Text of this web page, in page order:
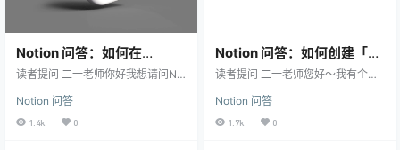
Notion 问答：如何在
Notion 中实现文本字段和关
读者提问 二一老师你好我想请问Not
有两个字段A1(文本)，A2(relation属
性，关联到其他数据库)，请问可以
实现我填写了A1字段的内容后，A2
Notion 问答
1.4k 0
Notion 问答：如何创建「间
隔自动重复」的通知提醒
读者提问 二一老师您好～我有个需
面设置循环提醒。 比如我在健康这
个数据库里有一项是心肺复苏，我
希望能每隔一个月提醒我复习心肺
Notion 问答
1.7k 0